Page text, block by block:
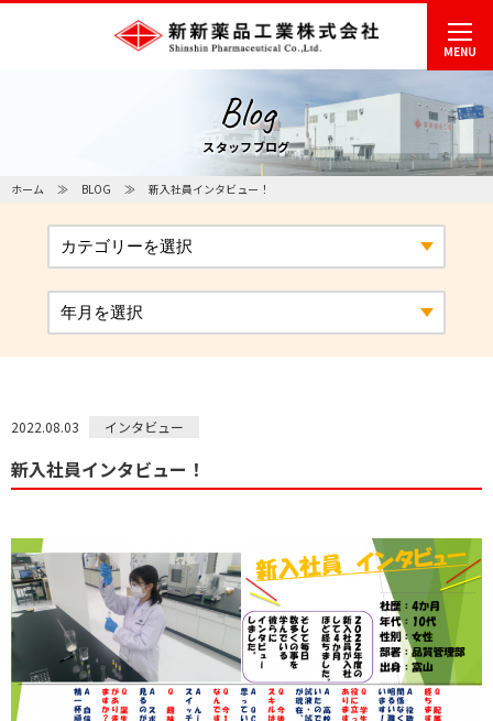
MENU
Blog
スタッフブログ
ホーム BLOG 新入社員インタビュー！
2022.08.03 インタビュー
新入社員インタビュー！